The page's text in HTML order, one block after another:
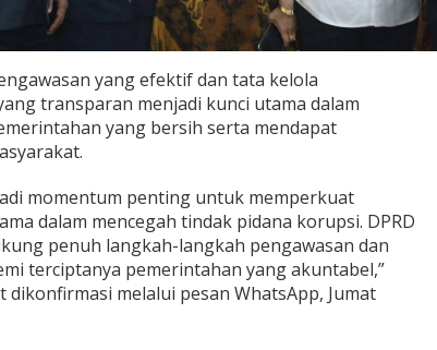
yang efektif dan tata kelola
transparan menjadi kunci utama dalam
yang bersih serta mendapat
momentum penting untuk memperkuat
dalam mencegah tindak pidana korupsi. DPRD
penuh langkah-langkah pengawasan dan
terciptanya pemerintahan yang akuntabel,”
dikonfirmasi melalui pesan WhatsApp, Jumat